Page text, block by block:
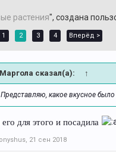
растения", создана
1 2 3 4 Вперёд >
Маргола сказал(а): ↑
Представляю, какое вкусное
для этого и посадила
, 21 сен 2018